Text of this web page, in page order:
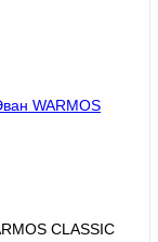
CLASSIC